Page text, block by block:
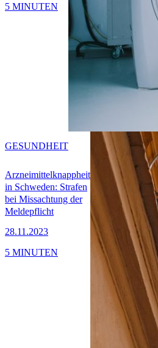
5 MINUTEN
Arzneimittelknappheit
in Schweden: Strafen
bei Missachtung der
Meldepflicht
28.11.2023
GESUNDHEIT
5 MINUTEN